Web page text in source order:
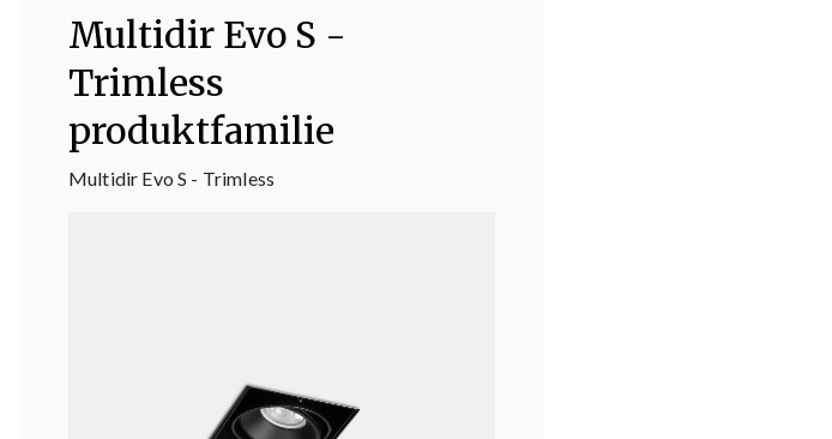
Multidir Evo S -
Trimless
produktfamilie
Multidir Evo S - Trimless